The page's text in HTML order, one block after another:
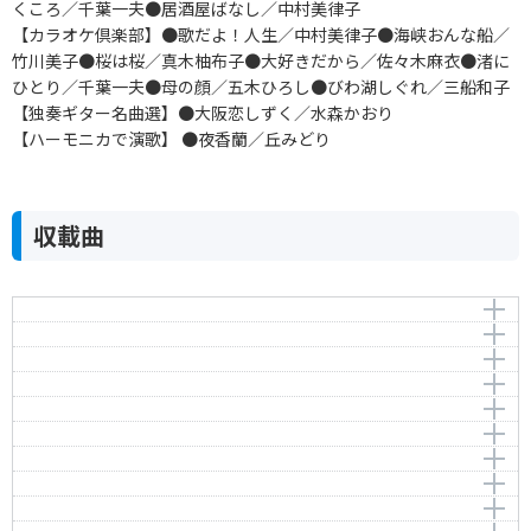
くころ／千葉一夫●居酒屋ばなし／中村美律子
【カラオケ倶楽部】●歌だよ！人生／中村美律子●海峡おんな船／
竹川美子●桜は桜／真木柚布子●大好きだから／佐々木麻衣●渚に
ひとり／千葉一夫●母の顔／五木ひろし●びわ湖しぐれ／三船和子
【独奏ギター名曲選】●大阪恋しずく／水森かおり
【ハーモニカで演歌】 ●夜香蘭／丘みどり
収載曲
思い出したよ故郷を
作曲者：幸斉 たけし
Kousai，Takeshi
アーティスト：新沼謙治
Kenji Niinuma
作詞者：新沼謙治
Niinuma，Kenji
からくり歌舞伎 万華鏡
作曲者：浜 圭介
Hama，Keisuke
アーティスト：中西りえ
Rie Nakanishi
作詞者：水木 れいじ
Mizuki，Reiji
絆
作曲者：宇崎竜童
Uzaki，Ryudo
アーティスト：橋幸夫／ZERO
Yukio Hashi;ZERO
作詞者：阿木燿子
Aki，Yoko
北の駅
作曲者：伊藤雪彦
Ito，Yukihiko
アーティスト：三代 沙也可
Sayaka Mishiro
作詞者：松井 由利夫
華厳の滝
作曲者：弦 哲也
Gen，Tetsuya
アーティスト：葵 かを里
Kaori Aoi
玄海しぶき
作曲者：水森英夫
Mizumori，Hideo
アーティスト：池田輝郎
恋泣き港
作曲者：市川昭介
Ichikawa，Shousuke
サイナラあんた
作曲者：徳久広司
なでしこの雨